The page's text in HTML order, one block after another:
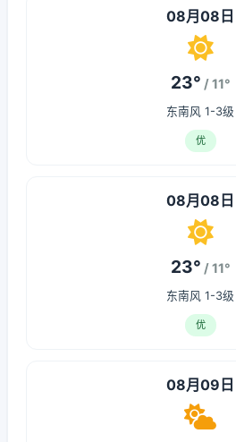
08月08日
23° / 11°
东南风 1-3级
优
08月08日
23° / 11°
东南风 1-3级
优
08月09日